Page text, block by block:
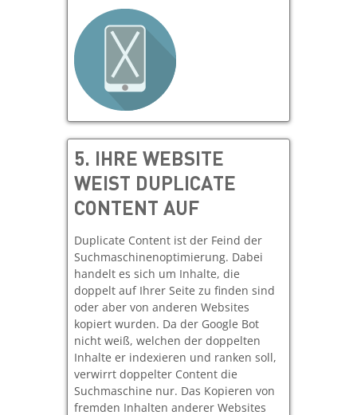
5. IHRE WEBSITE
WEIST DUPLICATE
CONTENT AUF
Duplicate Content ist der Feind der
Suchmaschinenoptimierung. Dabei
handelt es sich um Inhalte, die
doppelt auf Ihrer Seite zu finden sind
oder aber von anderen Websites
kopiert wurden. Da der Google Bot
nicht weiß, welchen der doppelten
Inhalte er indexieren und ranken soll,
verwirrt doppelter Content die
Suchmaschine nur. Das Kopieren von
fremden Inhalten anderer Websites